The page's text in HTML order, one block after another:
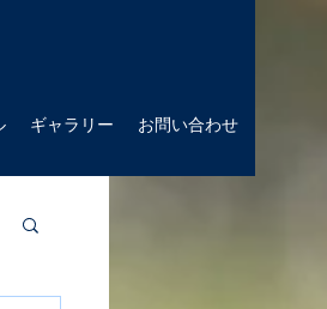
ギャラリー お問い合わせ